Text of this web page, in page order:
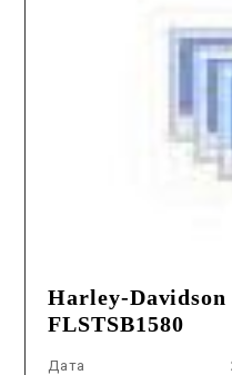
Harley-
FLSTSB1580
Дата